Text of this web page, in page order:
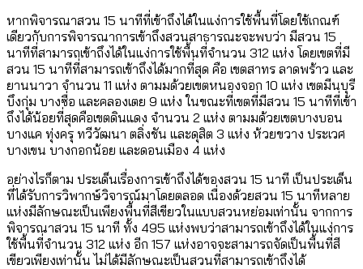
หากพิจารณาสวน 15 นาทีที่เข้าถึงได้ในแง่การใช้พื้นที่โดยใช้เกณฑ์
เดียวกับการพิจารณาการเข้าถึงสวนสาธารณะจะพบว่า มีสวน 15
นาทีที่สามารถเข้าถึงได้ในแง่การใช้พื้นที่จำนวน 312 แห่ง โดยเขตที่มี
สวน 15 นาทีที่สามารถเข้าถึงได้มากที่สุด คือ เขตสาทร ลาดพร้าว และ
ยานนาวา จำนวน 11 แห่ง ตามมด้วยเขตหนองจอก 10 แห่ง เขตมีนบุรี
บึงกุ่ม บางซื่อ และคลองเตย 9 แห่ง ในขณะที่เขตที่มีสวน 15 นาทีที่เข้า
ถึงได้น้อยที่สุดคือเขตดินแดง จำนวน 2 แห่ง ตามมด้วยเขตบางบอน
บางแค ทุ่งครุ ทวีวัฒนา ตลิ่งชัน และดุสิต 3 แห่ง ห้วยขวาง ประเวศ
บางเขน บางกอกน้อย และดอนเมือง 4 แห่ง
อย่างไรก็ตาม ประเด็นเรื่องการเข้าถึงได้ของสวน 15 นาที เป็นประเด็น
ที่ได้รับการวิพากษ์วิจารณ์มาโดยตลอด เนื่องด้วยสวน 15 นาทีหลาย
แห่งมีลักษณะเป็นเพียงพื้นที่สีเขียวในแบบสวนหย่อมเท่านั้น จากการ
พิจารณาสวน 15 นาที ทั้ง 495 แห่งพบว่าสามารถเข้าถึงได้ในแง่การ
ใช้พื้นที่จำนวน 312 แห่ง อีก 157 แห่งอาจจะสามารถจัดเป็นพื้นที่สี
เขียวเพียงเท่านั้น ไม่ได้มีลักษณะเป็นสวนที่สามารถเข้าถึงได้